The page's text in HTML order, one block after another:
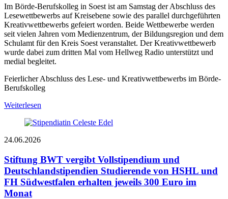
Im Börde-Berufskolleg in Soest ist am Samstag der Abschluss des
Lesewettbewerbs auf Kreisebene sowie des parallel durchgeführten
Kreativwettbewerbs gefeiert worden. Beide Wettbewerbe werden
seit vielen Jahren vom Medienzentrum, der Bildungsregion und dem
Schulamt für den Kreis Soest veranstaltet. Der Kreativwettbewerb
wurde dabei zum dritten Mal vom Hellweg Radio unterstützt und
medial begleitet.
Feierlicher Abschluss des Lese- und Kreativwettbewerbs im Börde-
Berufskolleg
Weiterlesen
24.06.2026
Stiftung BWT vergibt Vollstipendium und
Deutschlandstipendien Studierende von HSHL und
FH Südwestfalen erhalten jeweils 300 Euro im
Monat